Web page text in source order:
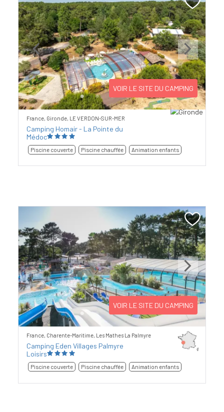
Previous Next
VOIR LE SITE DU CAMPING
France, Gironde, LE VERDON-SUR-MER
Camping Homair - La Pointe du
Médoc
Piscine couverte Piscine chauffée Animation enfants
Previous Next
VOIR LE SITE DU CAMPING
France, Charente-Maritime, Les Mathes La Palmyre
Camping Eden Villages Palmyre
Loisirs
Piscine couverte Piscine chauffée Animation enfants